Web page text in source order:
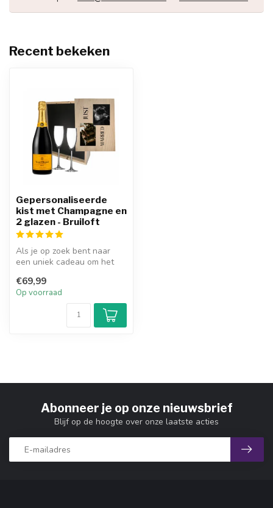
Recent bekeken
Gepersonaliseerde
kist met Champagne en
2 glazen - Bruiloft
Als je op zoek bent naar
een uniek cadeau om het
dan is...
€69,99
Op voorraad
Abonneer je op onze nieuwsbrief
Blijf op de hoogte over onze laatste acties